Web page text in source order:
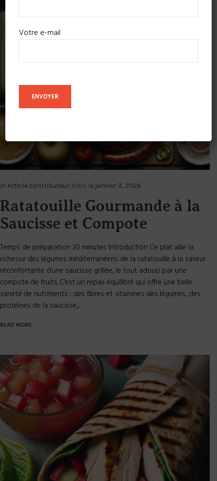
in Article contributeurAlain le janvier 3, 2026
Ratatouille Gourmande à la
Saucisse et Compote
Temps de préparation 30 minutes Introduction Ce plat allie la
richesse des légumes méditerranéens de la ratatouille à la saveur
réconfortante d’une saucisse grillée, le tout adouci par une
compote de fruits. C’est un repas équilibré qui offre une belle
variété de nutriments : des fibres et vitamines des légumes, des
protéines de la saucisse,...
READ MORE
Votre e-mail